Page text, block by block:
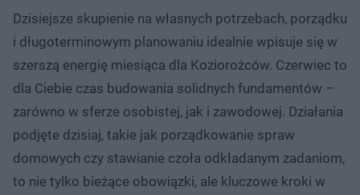
Dzisiejsze skupienie na własnych potrzebach, porządku
i długoterminowym planowaniu idealnie wpisuje się w
szerszą energię miesiąca dla Koziorożców. Czerwiec to
dla Ciebie czas budowania solidnych fundamentów –
zarówno w sferze osobistej, jak i zawodowej. Działania
podjęte dzisiaj, takie jak porządkowanie spraw
domowych czy stawianie czoła odkładanym zadaniom,
to nie tylko bieżące obowiązki, ale kluczowe kroki w